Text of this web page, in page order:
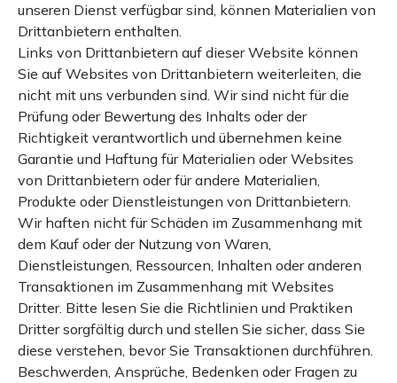
unseren Dienst verfügbar sind, können Materialien von
Drittanbietern enthalten.
Links von Drittanbietern auf dieser Website können
Sie auf Websites von Drittanbietern weiterleiten, die
nicht mit uns verbunden sind. Wir sind nicht für die
Prüfung oder Bewertung des Inhalts oder der
Richtigkeit verantwortlich und übernehmen keine
Garantie und Haftung für Materialien oder Websites
von Drittanbietern oder für andere Materialien,
Produkte oder Dienstleistungen von Drittanbietern.
Wir haften nicht für Schäden im Zusammenhang mit
dem Kauf oder der Nutzung von Waren,
Dienstleistungen, Ressourcen, Inhalten oder anderen
Transaktionen im Zusammenhang mit Websites
Dritter. Bitte lesen Sie die Richtlinien und Praktiken
Dritter sorgfältig durch und stellen Sie sicher, dass Sie
diese verstehen, bevor Sie Transaktionen durchführen.
Beschwerden, Ansprüche, Bedenken oder Fragen zu